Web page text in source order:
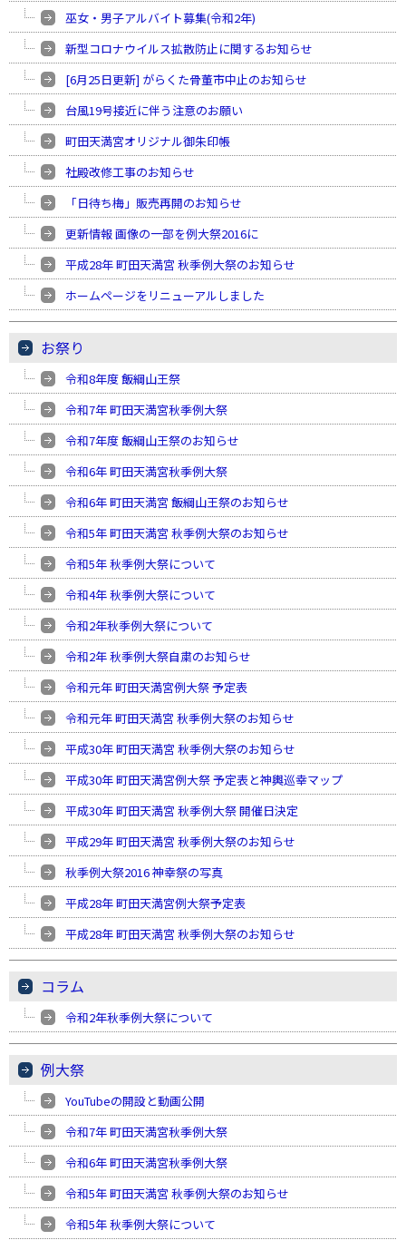
巫女・男子アルバイト募集(令和2年)
新型コロナウイルス拡散防止に関するお知らせ
[6月25日更新] がらくた骨董市中止のお知らせ
台風19号接近に伴う注意のお願い
町田天満宮オリジナル御朱印帳
社殿改修工事のお知らせ
「日待ち梅」販売再開のお知らせ
更新情報 画像の一部を例大祭2016に
平成28年 町田天満宮 秋季例大祭のお知らせ
ホームページをリニューアルしました
お祭り
令和8年度 飯綱山王祭
令和7年 町田天満宮秋季例大祭
令和7年度 飯綱山王祭のお知らせ
令和6年 町田天満宮秋季例大祭
令和6年 町田天満宮 飯綱山王祭のお知らせ
令和5年 町田天満宮 秋季例大祭のお知らせ
令和5年 秋季例大祭について
令和4年 秋季例大祭について
令和2年秋季例大祭について
令和2年 秋季例大祭自粛のお知らせ
令和元年 町田天満宮例大祭 予定表
令和元年 町田天満宮 秋季例大祭のお知らせ
平成30年 町田天満宮 秋季例大祭のお知らせ
平成30年 町田天満宮例大祭 予定表と神輿巡幸マップ
平成30年 町田天満宮 秋季例大祭 開催日決定
平成29年 町田天満宮 秋季例大祭のお知らせ
秋季例大祭2016 神幸祭の写真
平成28年 町田天満宮例大祭予定表
平成28年 町田天満宮 秋季例大祭のお知らせ
コラム
令和2年秋季例大祭について
例大祭
YouTubeの開設と動画公開
令和7年 町田天満宮秋季例大祭
令和6年 町田天満宮秋季例大祭
令和5年 町田天満宮 秋季例大祭のお知らせ
令和5年 秋季例大祭について